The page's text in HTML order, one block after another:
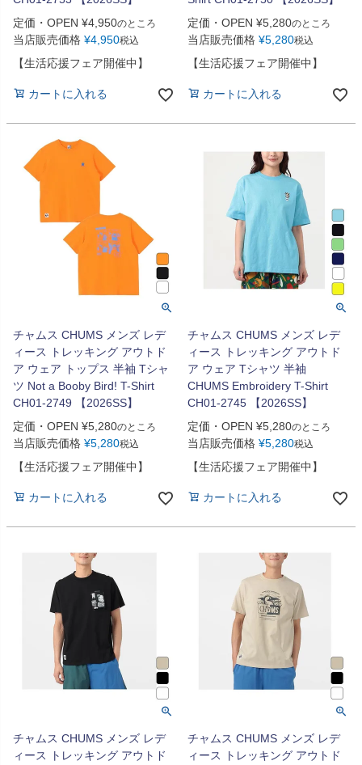
定価・OPEN ¥4,950のところ
当店販売価格 ¥4,950税込
【生活応援フェア開催中】
カートに入れる
定価・OPEN ¥5,280のところ
当店販売価格 ¥5,280税込
【生活応援フェア開催中】
カートに入れる
チャムス CHUMS メンズ レデ
ィース トレッキング アウトド
ア ウェア トップス 半袖 Tシャ
ツ Not a Booby Bird! T-Shirt
CH01-2749 【2026SS】
定価・OPEN ¥5,280のところ
当店販売価格 ¥5,280税込
【生活応援フェア開催中】
カートに入れる
チャムス CHUMS メンズ レデ
ィース トレッキング アウトド
ア ウェア Tシャツ 半袖
CHUMS Embroidery T-Shirt
CH01-2745 【2026SS】
定価・OPEN ¥5,280のところ
当店販売価格 ¥5,280税込
【生活応援フェア開催中】
カートに入れる
チャムス CHUMS メンズ レデ
ィース トレッキング アウトド
チャムス CHUMS メンズ レデ
ィース トレッキング アウトド